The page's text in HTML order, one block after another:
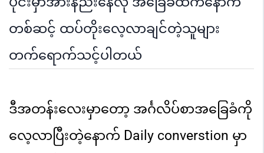
တစ်ဆင့် ထပ်တိုးလေ့လာချင်တဲ့သူများ
တက်‌ရောက်သင့်ပါတယ်
ဒီအတန်းလေးမှာတော့ အင်္ဂလိပ်စာအခြေခံကို
လေ့လာပြီးတဲ့နောက် Daily converstion မှာ